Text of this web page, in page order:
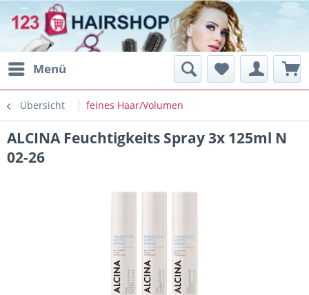
Menü
Übersicht feines Haar/Volumen
ALCINA Feuchtigkeits Spray 3x 125ml N
02-26